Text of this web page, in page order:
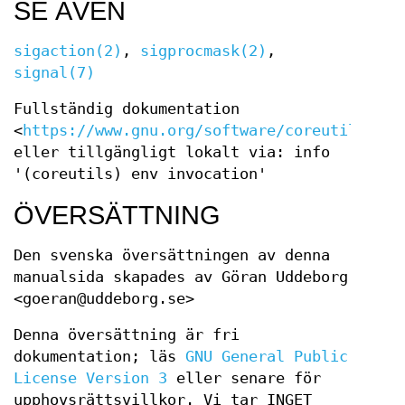
SE ÄVEN
sigaction(2) , sigprocmask(2) ,
signal(7)
Fullständig dokumentation
<https://www.gnu.org/software/coreutils/env
eller tillgängligt lokalt via: info
'(coreutils) env invocation'
ÖVERSÄTTNING
Den svenska översättningen av denna
manualsida skapades av Göran Uddeborg
<goeran@uddeborg.se>
Denna översättning är fri
dokumentation; läs GNU General Public
License Version 3 eller senare för
upphovsrättsvillkor. Vi tar INGET